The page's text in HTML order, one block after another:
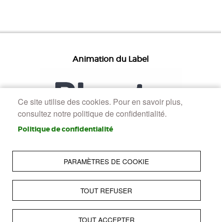
Animation du Label
Pied de page
Ce site utilise des cookies. Pour en savoir plus,
consultez notre politique de confidentialité.
Politique de confidentialité
PARAMÈTRES DE COOKIE
TOUT REFUSER
TOUT ACCEPTER